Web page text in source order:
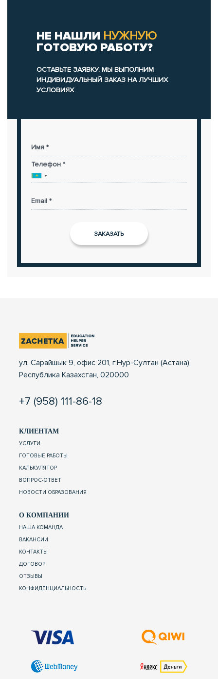
НЕ НАШЛИ НУЖНУЮ
ГОТОВУЮ РАБОТУ?
ОСТАВЬТЕ ЗАЯВКУ, МЫ ВЫПОЛНИМ
ИНДИВИДУАЛЬНЫЙ ЗАКАЗ НА ЛУЧШИХ
УСЛОВИЯХ
Имя *
Телефон *
Email *
ул. Сарайшык 9, офис 201, г.Нур-Султан (Астана),
Республика Казахстан, 020000
+7 (958) 111-86-18
КЛИЕНТАМ
УСЛУГИ
ГОТОВЫЕ РАБОТЫ
КАЛЬКУЛЯТОР
ВОПРОС-ОТВЕТ
НОВОСТИ ОБРАЗОВАНИЯ
О КОМПАНИИ
НАША КОМАНДА
ВАКАНСИИ
КОНТАКТЫ
ДОГОВОР
ОТЗЫВЫ
КОНФИДЕНЦИАЛЬНОСТЬ